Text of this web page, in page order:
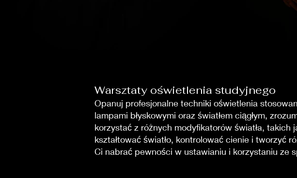
Warsztaty oświetlenia studyjnego
Opanuj profesjonalne techniki oświetlenia
lampami błyskowymi oraz światłem ciągłym,
korzystać z różnych modyfikatorów światła,
kształtować światło, kontrolować cienie i tworzyć
Ci nabrać pewności w ustawianiu i korzystaniu ze